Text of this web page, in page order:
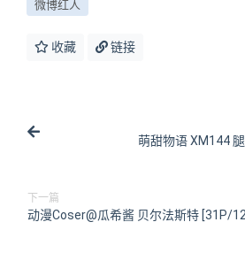
微博红人
收藏 链接
萌甜物语 XM144
下一篇
动漫Coser@瓜希酱 贝尔法斯特 [31P/